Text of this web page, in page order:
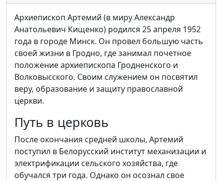
Архиепископ Артемий (в миру Александр
Анатольевич Кищенко) родился 25 апреля 1952
года в городе Минск. Он провел большую часть
своей жизни в Гродно, где занимал почетное
положение архиепископа Гродненского и
Волковысского. Своим служением он посвятил
веру, образование и защиту православной
церкви.
Путь в церковь
После окончания средней школы, Артемий
поступил в Белорусский институт механизации и
электрификации сельского хозяйства, где
обучался три года. Однако он осознал свое